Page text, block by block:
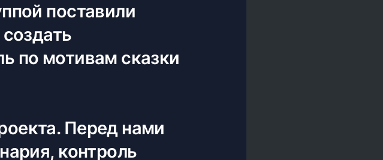
поставили
по мотивам сказки
Перед нами
контроль